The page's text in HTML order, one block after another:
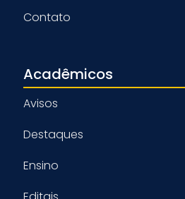
Contato
Acadêmicos
Avisos
Destaques
Ensino